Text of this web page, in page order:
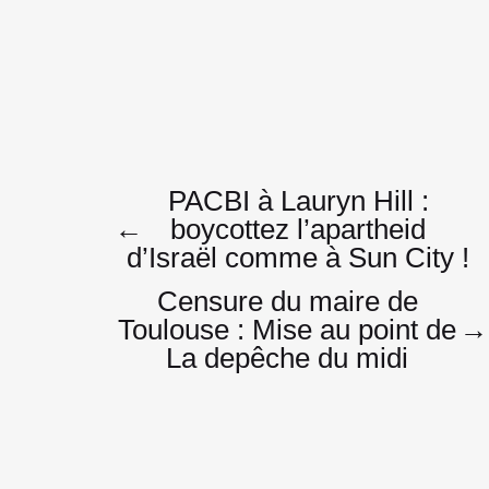
Navigation
de
←
PACBI à Lauryn Hill :
boycottez l’apartheid
d’Israël comme à Sun City !
Censure du maire de
Toulouse : Mise au point de
La depêche du midi
→